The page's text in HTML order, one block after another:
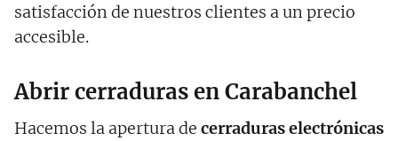
satisfacción de nuestros clientes a un precio
accesible.
Abrir cerraduras en Carabanchel
Hacemos la apertura de cerraduras electrónicas